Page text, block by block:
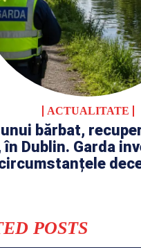
ACTUALITATE
bărbat,
în Dublin. Garda
POSTS